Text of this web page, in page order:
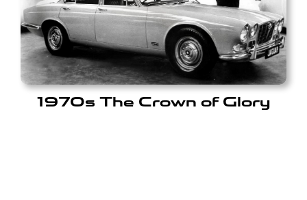
1970s The Crown of Glory